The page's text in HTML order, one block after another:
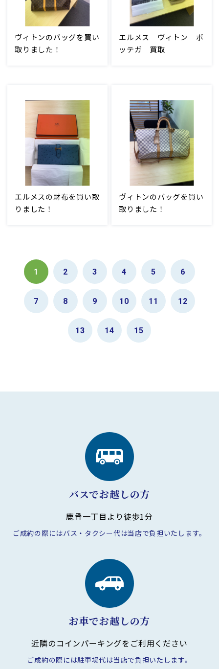
ヴィトンのバッグを買い
取りました！
エルメス ヴィトン ボ
ッテガ 買取
エルメスの財布を買い取
りました！
ヴィトンのバッグを買い
取りました！
1 2 3 4 5 6
7 8 9 10 11 12
13 14 15
バスでお越しの方
鹿骨一丁目より徒歩1分
ご成約の際にはバス・タクシー代は当店で負担いたします。
お車でお越しの方
近隣のコインパーキングを ご利用ください
ご成約の際には駐車場代は当店で負担いたします。